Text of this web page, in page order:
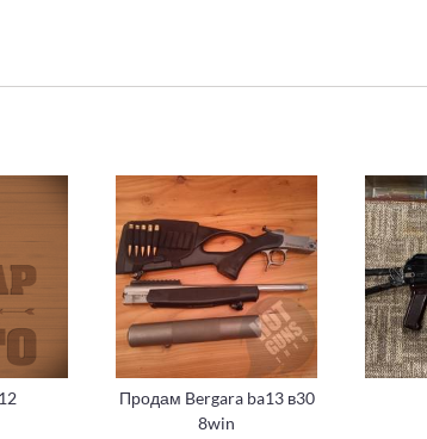
Продам Bergara ba13 в30
8win